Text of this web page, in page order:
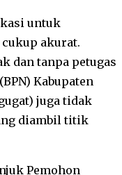
untuk
akurat.
dan tanpa petugas
Kabupaten
juga tidak
diambil titik
Pemohon